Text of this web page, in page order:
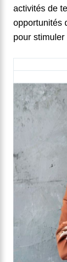
activités de
opportunités
pour stimuler